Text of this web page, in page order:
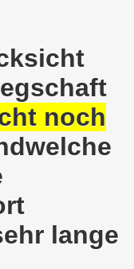
noch
lange
in Indien
Volksfest
am 14.
Herrlinger,
der